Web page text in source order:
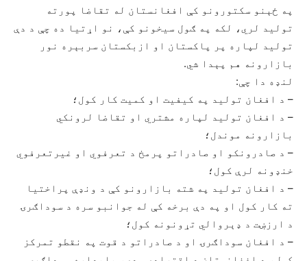
په ځېنو سکتورونو کې افغانستان له تقاضا پورته
تولید لري، لکه په ګول سیخونو کې، نو اړتیا ده چې د دې
تولید لپاره پر پاکستان او ازبکستان سربېره نور
بازارونه هم پېدا شي.
لنډه دا چې:
– د افغان تولید په کیفیت او کمیت کار کول؛
– د افغان تولید لپاره مشتري او تقاضا لرونکي
بازارونه موندل؛
– د صادرونکو او صادراتو پرمخ د تعرفوي او غیرتعرفوي
خنډونه لرې کول؛
– د افغان تولید په شته بازارونو کې د ونډې پراختیا
ته کار کول او په دې برخه کې له جوانبو سره د سوداګرۍ
د ارزښت د ډېروالي تړونونه کول؛
– د افغان سوداګرۍ او د صادراتو د قوت په نقطو تمرکز